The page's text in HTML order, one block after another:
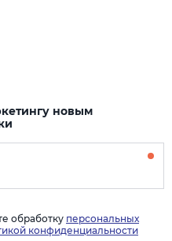
новым
обработку персональных
конфиденциальности